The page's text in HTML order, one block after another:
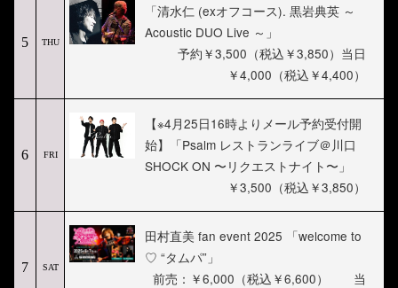
5 THU
「清水仁 (exオフコース). 黒岩典英 ～
Acoustic DUO Live ～」
予約￥3,500（税込￥3,850）当日
￥4,000（税込￥4,400）
6 FRI
【※4月25日16時よりメール予約受付開
始】「Psalm レストランライブ＠川口
SHOCK ON 〜リクエストナイト〜」
￥3,500（税込￥3,850）
7 SAT
田村直美 fan event 2025 「welcome to
♡ “タムパ”」
前売：￥6,000（税込￥6,600） 当